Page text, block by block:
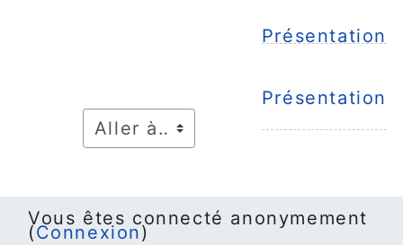
Présentation
Présentation
Vous êtes connecté anonymement
(Connexion)